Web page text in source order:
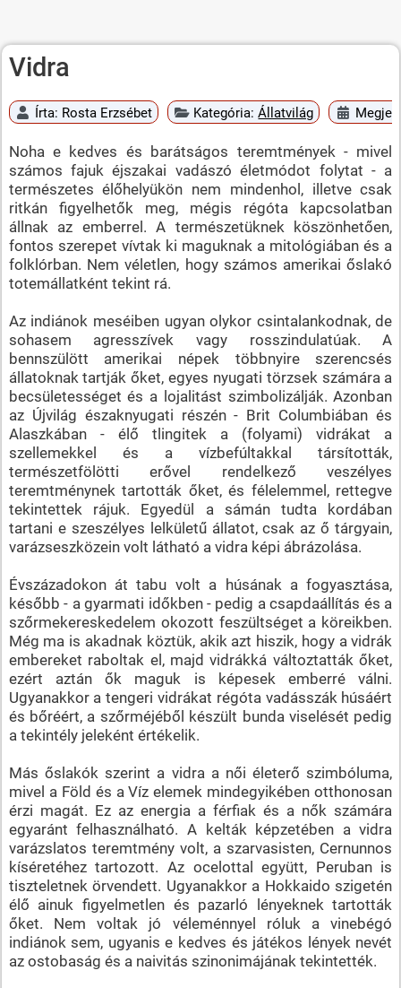
Vidra
Írta: Rosta Erzsébet Kategória:Állatvilág
Noha e kedves és barátságos teremtmények - mivel
számos fajuk éjszakai vadászó életmódot folytat - a
természetes élőhelyükön nem mindenhol, illetve csak
ritkán figyelhetők meg, mégis régóta kapcsolatban
állnak az emberrel. A természetüknek köszönhetően,
fontos szerepet vívtak ki maguknak a mitológiában és a
folklórban. Nem véletlen, hogy számos amerikai őslakó
totemállatként tekint rá.
Az indiánok meséiben ugyan olykor csintalankodnak, de
sohasem agresszívek vagy rosszindulatúak. A
bennszülött amerikai népek többnyire szerencsés
állatoknak tartják őket, egyes nyugati törzsek számára a
becsületességet és a lojalitást szimbolizálják. Azonban
az Újvilág északnyugati részén - Brit Columbiában és
Alaszkában - élő tlingitek a (folyami) vidrákat a
szellemekkel és a vízbefúltakkal társították,
természetfölötti erővel rendelkező veszélyes
teremtménynek tartották őket, és félelemmel, rettegve
tekintettek rájuk. Egyedül a sámán tudta kordában
tartani e szeszélyes lelkületű állatot, csak az ő tárgyain,
varázseszközein volt látható a vidra képi ábrázolása.
Évszázadokon át tabu volt a húsának a fogyasztása,
később - a gyarmati időkben - pedig a csapdaállítás és a
szőrmekereskedelem okozott feszültséget a köreikben.
Még ma is akadnak köztük, akik azt hiszik, hogy a vidrák
embereket raboltak el, majd vidrákká változtatták őket,
ezért aztán ők maguk is képesek emberré válni.
Ugyanakkor a tengeri vidrákat régóta vadásszák húsáért
és bőréért, a szőrméjéből készült bunda viselését pedig
a tekintély jeleként értékelik.
Más őslakók szerint a vidra a női életerő szimbóluma,
mivel a Föld és a Víz elemek mindegyikében otthonosan
érzi magát. Ez az energia a férfiak és a nők számára
egyaránt felhasználható. A kelták képzetében a vidra
varázslatos teremtmény volt, a szarvasisten, Cernunnos
kíséretéhez tartozott. Az ocelottal együtt, Peruban is
tiszteletnek örvendett. Ugyanakkor a Hokkaido szigetén
élő ainuk figyelmetlen és pazarló lényeknek tartották
őket. Nem voltak jó véleménnyel róluk a vinebégó
indiánok sem, ugyanis e kedves és játékos lények nevét
az ostobaság és a naivitás szinonimájának tekintették.